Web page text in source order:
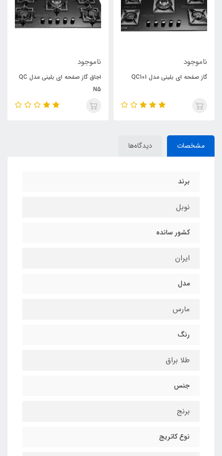
ناموجود
گاز صفحه ای بلینی مدل QC101
ناموجود
اجاق گاز صفحه ای بلینی مدل QC
N5
مشخصات دیدگاه‌ها
برند
نوبل
کشور سانده
ایران
مدل
مارس
رنگ
طلا براق
جنس
برنج
نوع کاتریج